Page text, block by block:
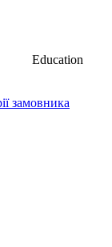
Education
замовника